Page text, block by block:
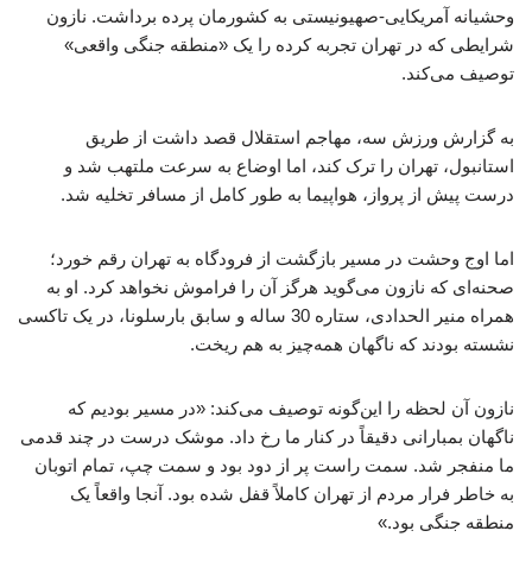
وحشیانه آمریکایی-صهیونیستی به کشورمان پرده برداشت. نازون
شرایطی که در تهران تجربه کرده را یک «منطقه جنگی واقعی»
توصیف می‌کند.
به گزارش ورزش سه، مهاجم استقلال قصد داشت از طریق
استانبول، تهران را ترک کند، اما اوضاع به سرعت ملتهب شد و
درست پیش از پرواز، هواپیما به طور کامل از مسافر تخلیه شد.
اما اوج وحشت در مسیر بازگشت از فرودگاه به تهران رقم خورد؛
صحنه‌ای که نازون می‌گوید هرگز آن را فراموش نخواهد کرد. او به
همراه منیر الحدادی، ستاره 30 ساله و سابق بارسلونا، در یک تاکسی
نشسته بودند که ناگهان همه‌چیز به هم ریخت.
نازون آن لحظه را این‌گونه توصیف می‌کند: «در مسیر بودیم که
ناگهان بمبارانی دقیقاً در کنار ما رخ داد. موشک درست در چند قدمی
ما منفجر شد. سمت راست پر از دود بود و سمت چپ، تمام اتوبان
به خاطر فرار مردم از تهران کاملاً قفل شده بود. آنجا واقعاً یک
منطقه جنگی بود.»